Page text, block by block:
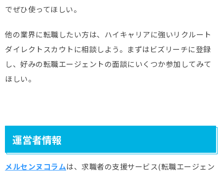
でぜひ使ってほしい。
他の業界に転職したい方は、ハイキャリアに強いリクルート
ダイレクトスカウトに相談しよう。まずはビズリーチに登録
し、好みの転職エージェントの面談にいくつか参加してみて
ほしい。
運営者情報
メルセンヌコラムは、求職者の支援サービス(転職エージェン